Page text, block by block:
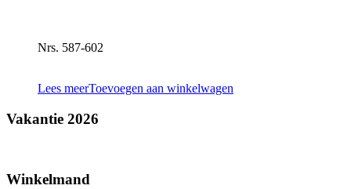
Nrs. 587-602
Lees meerToevoegen aan winkelwagen
Vakantie 2026
Winkelmand